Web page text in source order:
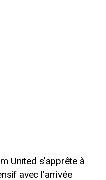
United s’apprête à
avec l’arrivée